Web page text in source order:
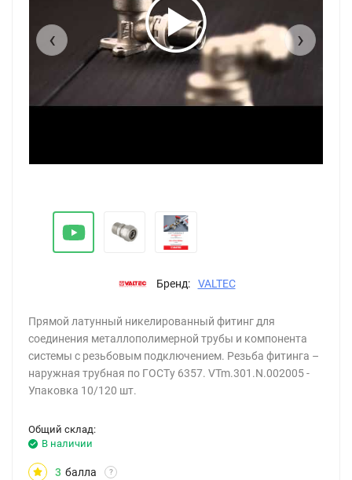
‹ ›
Бренд: VALTEC
Прямой латунный никелированный фитинг для
соединения металлополимерной трубы и компонента
системы с резьбовым подключением. Резьба фитинга –
наружная трубная по ГОСТу 6357. VTm.301.N.002005 -
Упаковка 10/120 шт.
Общий склад:
В наличии
3 балла ?